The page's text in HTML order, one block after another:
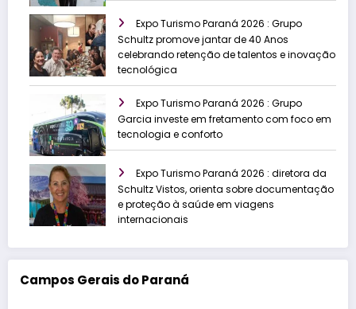
Expo Turismo Paraná 2026 : Grupo
Schultz promove jantar de 40 Anos
celebrando retenção de talentos e inovação
tecnológica
Expo Turismo Paraná 2026 : Grupo
Garcia investe em fretamento com foco em
tecnologia e conforto
Expo Turismo Paraná 2026 : diretora da
Schultz Vistos, orienta sobre documentação
e proteção à saúde em viagens
internacionais
Campos Gerais do Paraná